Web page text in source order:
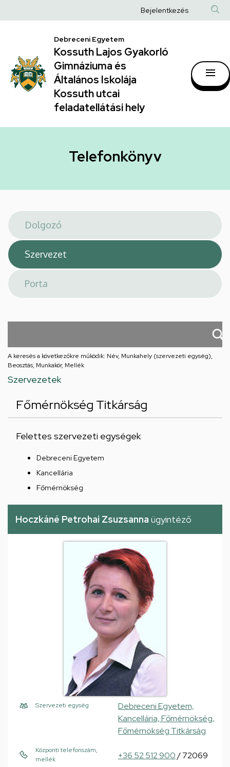
|
Kossuth
Lajos
Gyakorló
Gimnáziuma
Általános
hely
a
Anonim
fiók
Bejelentkezés
Debreceni Egyetem
Kossuth Lajos Gyakorló
Gimnáziuma és
Általános Iskolája
Kossuth utcai
feladatellátási hely
Telefonkönyv
A keresés a következőkre működik: Név, Munkahely (szervezeti egység),
Beosztás, Munkakör, Mellék
Szervezetek
Főmérnökség Titkárság
Felettes szervezeti egységek
Debreceni Egyetem
Kancellária
Főmérnökség
Hoczkáné Petrohai Zsuzsanna ügyintéző
Szervezeti egység
Debreceni Egyetem,
Kancellária, Főmérnökség,
Főmérnökség Titkárság
Központi telefonszám,
mellék
+36 52 512 900/ 72069